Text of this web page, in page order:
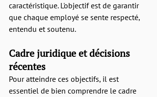
caractéristique. L'objectif est de garantir
que chaque employé se sente respecté,
entendu et soutenu.
Cadre juridique et décisions
récentes
Pour atteindre ces objectifs, il est
essentiel de bien comprendre le cadre